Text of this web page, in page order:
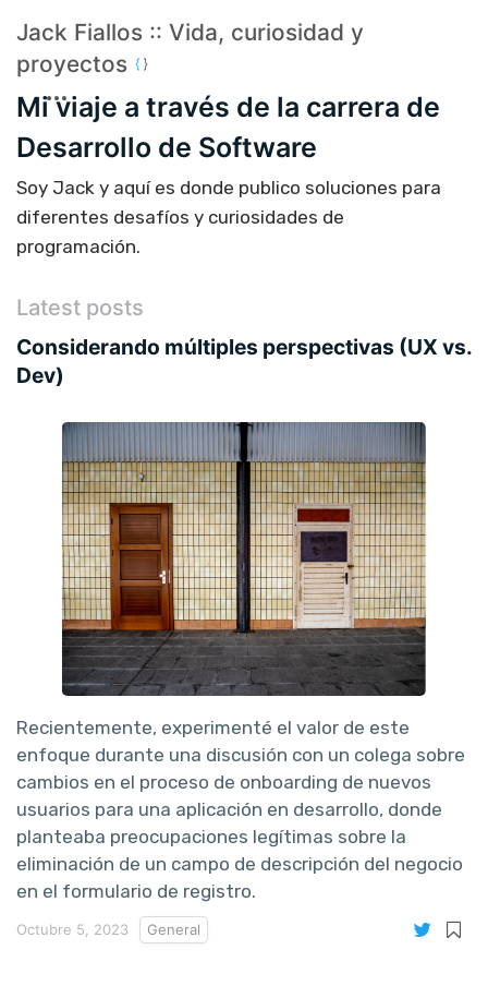
Jack Fiallos :: Vida, curiosidad y
proyectos
Mi viaje a través de la carrera de
Desarrollo de Software
Soy Jack y aquí es donde publico soluciones para
diferentes desafíos y curiosidades de
programación.
Latest posts
Considerando múltiples perspectivas (UX vs.
Dev)
Recientemente, experimenté el valor de este
enfoque durante una discusión con un colega sobre
cambios en el proceso de onboarding de nuevos
usuarios para una aplicación en desarrollo, donde
planteaba preocupaciones legítimas sobre la
eliminación de un campo de descripción del negocio
en el formulario de registro.
Octubre 5, 2023 General